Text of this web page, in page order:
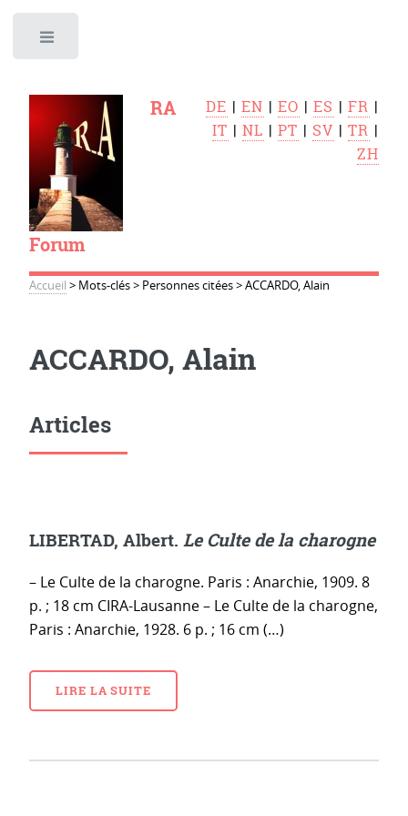
RA
Forum
DE |EN |EO |ES |FR |
IT |NL |PT | SV |TR |
ZH
Accueil > Mots-clés> Personnes citées>ACCARDO, Alain
ACCARDO, Alain
Articles
LIBERTAD, Albert. Le Culte de la charogne
– Le Culte de la charogne. Paris : Anarchie, 1909. 8
p. ; 18 cm CIRA-Lausanne – Le Culte de la charogne,
Paris : Anarchie, 1928. 6 p. ; 16 cm (…)
LIRE LA SUITE